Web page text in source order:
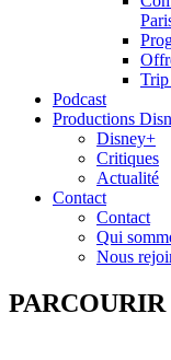
Podcast
Productions
Disney+
Critiques
Actualité
Contact
Contact
Qui
Nous